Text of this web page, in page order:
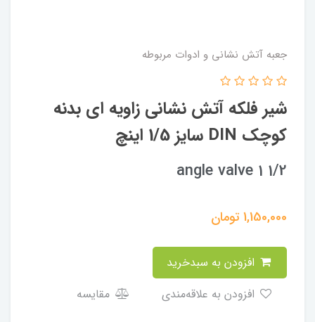
جعبه آتش نشانی و ادوات مربوطه
شیر فلکه آتش نشانی زاویه ای بدنه
کوچک DIN سایز 1/5 اینچ
angle valve 1 1/2
1,150,000تومان
مقایسه